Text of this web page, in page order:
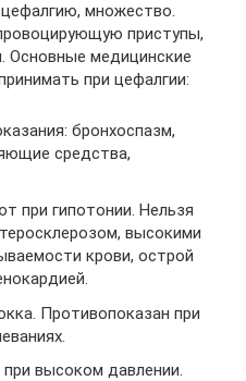
множество.
приступы,
Основные медицинские
при цефалгии:
бронхоспазм,
средства,
при гипотонии. Нельзя
высокими
крови, острой
Противопоказан при
высоком давлении.